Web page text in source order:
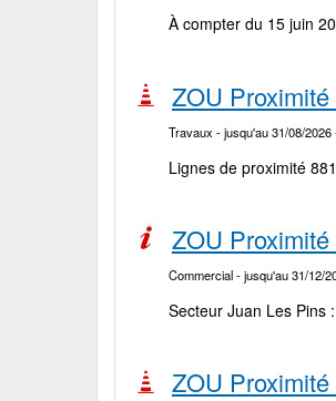
À compter du 15 juin
ZOU
Travaux - jusqu'au 31/08/2026
Lignes de proximité
ZOU
Commercial- jusqu'au 31/12/
Secteur Juan Les Pins
ZOU